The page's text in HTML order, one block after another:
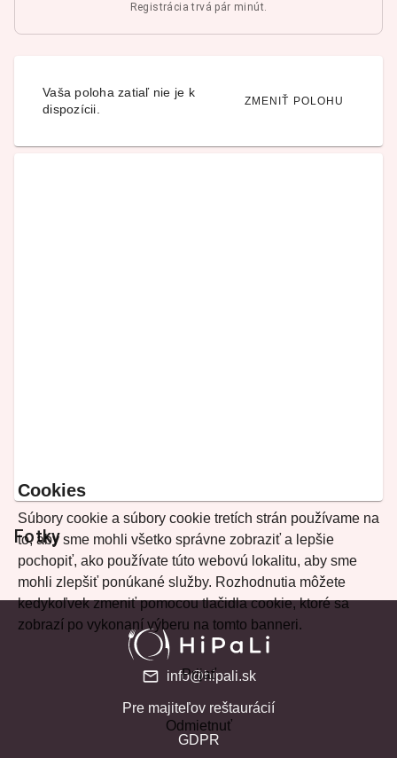
Registrácia trvá pár minút.
Vaša poloha zatiaľ nie je k
dispozícii.
ZMENIŤ POLOHU
Fotky
Cookies
Súbory cookie a súbory cookie tretích strán používame na
to, aby sme mohli všetko správne zobraziť a lepšie
pochopiť, ako používate túto webovú lokalitu, aby sme
mohli zlepšiť ponúkané služby. Rozhodnutia môžete
kedykoľvek zmeniť pomocou tlačidla cookie, ktoré sa
zobrazí po vykonaní výberu na tomto banneri.
Prijať
Odmietnuť
info@hipali.sk
Pre majiteľov reštaurácií
GDPR